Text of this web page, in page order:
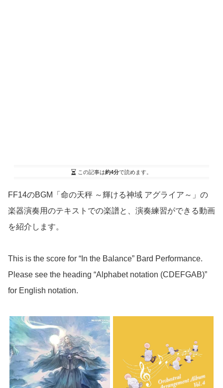
この記事は約4分で読めます。
FF14のBGM「命の天秤 ～輝ける神域 アグライア～」の
楽器演奏用のテキストでの楽譜と、演奏練習ができる動画
を紹介します。
This is the score for “In the Balance” Bard Performance.
Please see the heading “Alphabet notation (CDEFGAB)”
for English notation.